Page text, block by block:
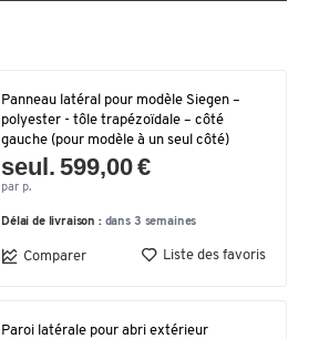
Panneau latéral pour modèle Siegen –
polyester - tôle trapézoïdale – côté
gauche (pour modèle à un seul côté)
seul. 599,00 €
par p.
Délai de livraison : dans 3 semaines
Comparer Liste des favoris
Paroi latérale pour abri extérieur